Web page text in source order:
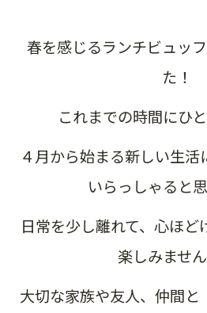
春を感じるランチビュッ
た！
これまでの時間にひ
４月から始まる新しい生
いらっしゃると思
日常を少し離れて、心ほど
楽しみませ
大切な家族や友人、仲間